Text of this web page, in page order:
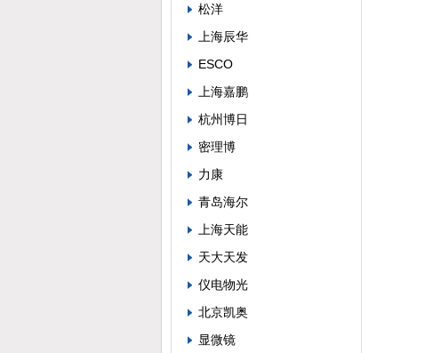
松洋
上海辰华
ESCO
上海嘉鹏
杭州博日
密理博
力康
青岛海尔
上海天能
天大天发
仪电物光
北京凯奥
显微镜